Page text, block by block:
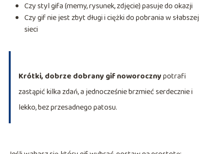
Czy styl gifa (memy, rysunek, zdjęcie) pasuje do okazji
Czy gif nie jest zbyt długi i ciężki do pobrania w słabszej
sieci
Krótki, dobrze dobrany gif noworocznypotrafi
zastąpić kilka zdań, a jednocześnie brzmieć serdecznie i
lekko, bez przesadnego patosu.